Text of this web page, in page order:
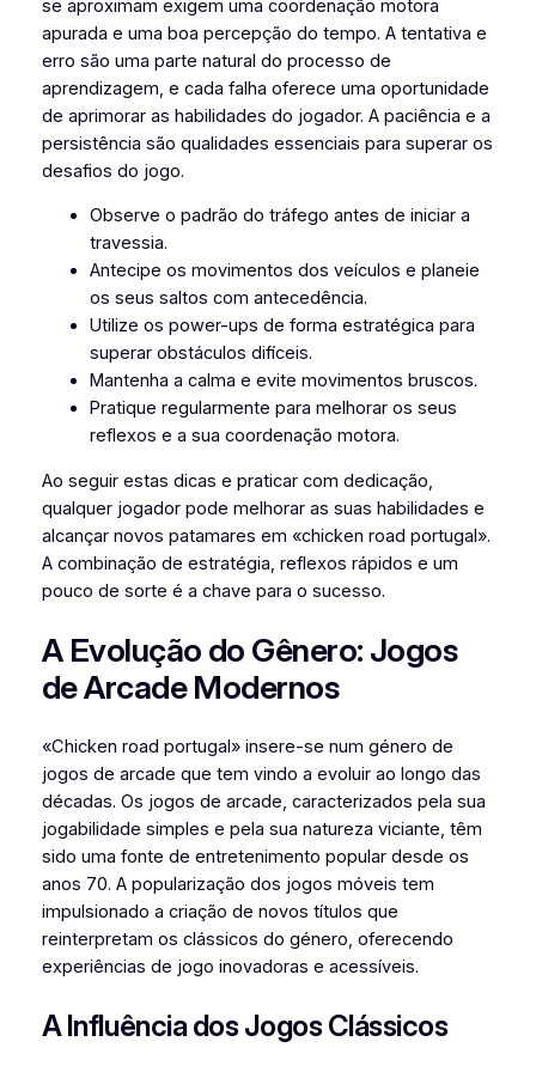
se aproximam exigem uma coordenação motora
apurada e uma boa percepção do tempo. A tentativa e
erro são uma parte natural do processo de
aprendizagem, e cada falha oferece uma oportunidade
de aprimorar as habilidades do jogador. A paciência e a
persistência são qualidades essenciais para superar os
desafios do jogo.
Observe o padrão do tráfego antes de iniciar a
travessia.
Antecipe os movimentos dos veículos e planeie
os seus saltos com antecedência.
Utilize os power-ups de forma estratégica para
superar obstáculos difíceis.
Mantenha a calma e evite movimentos bruscos.
Pratique regularmente para melhorar os seus
reflexos e a sua coordenação motora.
Ao seguir estas dicas e praticar com dedicação,
qualquer jogador pode melhorar as suas habilidades e
alcançar novos patamares em «chicken road portugal».
A combinação de estratégia, reflexos rápidos e um
pouco de sorte é a chave para o sucesso.
A Evolução do Gênero: Jogos
de Arcade Modernos
«Chicken road portugal» insere-se num género de
jogos de arcade que tem vindo a evoluir ao longo das
décadas. Os jogos de arcade, caracterizados pela sua
jogabilidade simples e pela sua natureza viciante, têm
sido uma fonte de entretenimento popular desde os
anos 70. A popularização dos jogos móveis tem
impulsionado a criação de novos títulos que
reinterpretam os clássicos do género, oferecendo
experiências de jogo inovadoras e acessíveis.
A Influência dos Jogos Clássicos